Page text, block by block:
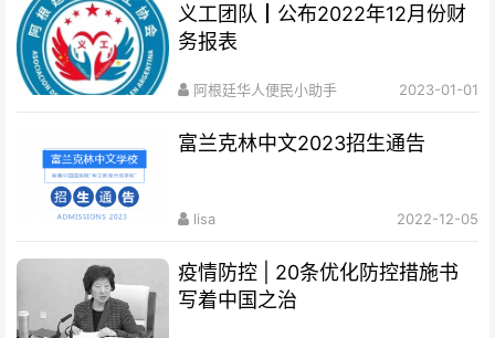
义工团队┃公布2022年12月份财
务报表
阿根廷华人便民小助手 2023-01-01
富兰克林中文2023招生通告
lisa 2022-12-05
疫情防控 | 20条优化防控措施书
写着中国之治